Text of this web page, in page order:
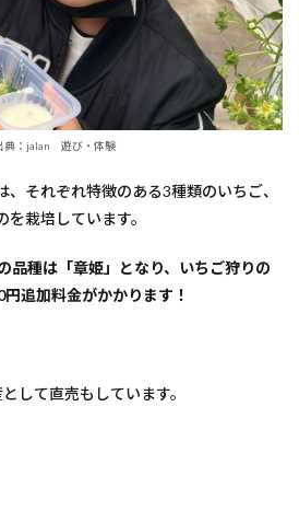
典：jalan 遊び・体験
それぞれ特徴のある3種類のいちご、
栽培しています。
品種は「章姫」となり、いちご狩りの
追加料金がかかります！
して直売もしています。